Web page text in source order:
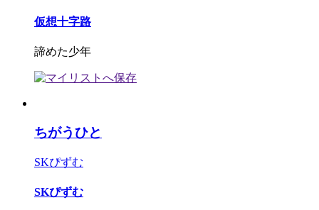
仮想十字路
諦めた少年
ちがうひと
SKぴずむ
SKぴずむ